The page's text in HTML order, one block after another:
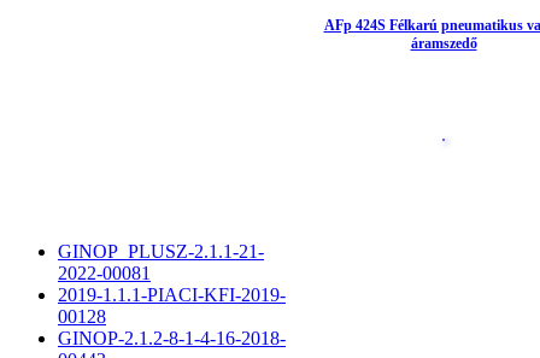
AFp 424S Félkarú pneumatikus
áramszedő
GINOP_PLUSZ-2.1.1-21-
2022-00081
2019-1.1.1-PIACI-KFI-2019-
00128
GINOP-2.1.2-8-1-4-16-2018-